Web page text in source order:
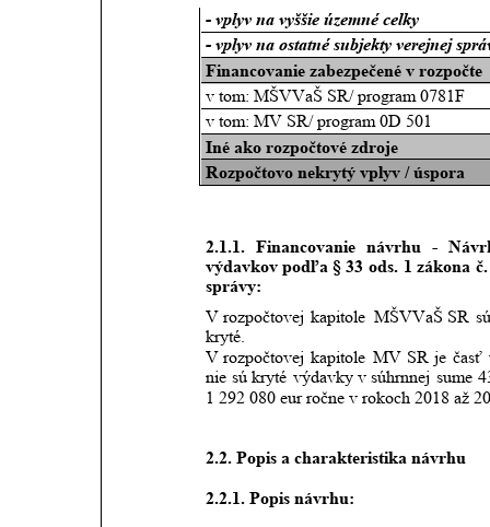
- vplyv na vyššie územné celky
- vplyv na ostatné subjekty verejnej
Financovanie zabezpečené v rozpočte
v tom: MŠVVaŠ SR/ program 0781F
v tom: MV SR/ program 0D 501
Iné ako rozpočtové zdroje
Rozpočtovo nekrytý vplyv / úspora
2.1.1. Financovanie návrhu -
výdavkov podľa § 33 ods. 1 zákona č.
správy:
V rozpočtovej kapitole MŠVVaŠ SR sú
kryté.
V rozpočtovej kapitole MV SR je časť
nie sú kryté výdavky v súhrnnej sume
1 292 080 eur ročne v rokoch 2018 až
2.2. Popis a charakteristika návrhu
2.2.1. Popis návrhu: